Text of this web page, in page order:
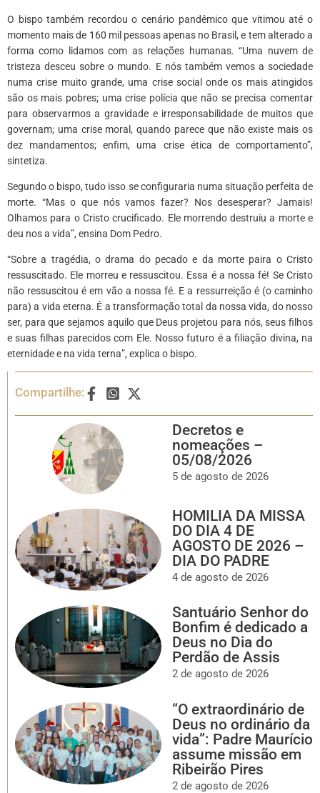
O bispo também recordou o cenário pandêmico que vitimou até o
momento mais de 160 mil pessoas apenas no Brasil, e tem alterado a
forma como lidamos com as relações humanas. “Uma nuvem de
tristeza desceu sobre o mundo. E nós também vemos a sociedade
numa crise muito grande, uma crise social onde os mais atingidos
são os mais pobres; uma crise polícia que não se precisa comentar
para observarmos a gravidade e irresponsabilidade de muitos que
governam; uma crise moral, quando parece que não existe mais os
dez mandamentos; enfim, uma crise ética de comportamento”,
sintetiza.
Segundo o bispo, tudo isso se configuraria numa situação perfeita de
morte. “Mas o que nós vamos fazer? Nos desesperar? Jamais!
Olhamos para o Cristo crucificado. Ele morrendo destruiu a morte e
deu nos a vida”, ensina Dom Pedro.
“Sobre a tragédia, o drama do pecado e da morte paira o Cristo
ressuscitado. Ele morreu e ressuscitou. Essa é a nossa fé! Se Cristo
não ressuscitou é em vão a nossa fé. E a ressurreição é (o caminho
para) a vida eterna. É a transformação total da nossa vida, do nosso
ser, para que sejamos aquilo que Deus projetou para nós, seus filhos
e suas filhas parecidos com Ele. Nosso futuro é a filiação divina, na
eternidade e na vida terna”, explica o bispo.
Compartilhe:
Decretos e
nomeações –
05/08/2026
5 de agosto de 2026
HOMILIA DA MISSA
DO DIA 4 DE
AGOSTO DE 2026 –
DIA DO PADRE
4 de agosto de 2026
Santuário Senhor do
Bonfim é dedicado a
Deus no Dia do
Perdão de Assis
2 de agosto de 2026
“O extraordinário de
Deus no ordinário da
vida”: Padre Maurício
assume missão em
Ribeirão Pires
2 de agosto de 2026